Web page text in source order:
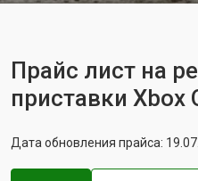
Прайс лист на
приставки Xbox
Дата обновления прайса: